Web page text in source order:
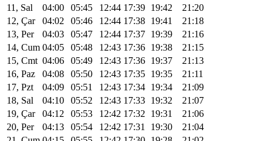
11, Sal
04:00 05:45 12:44 17:39 19:42
21:20
12, Çar
04:02 05:46 12:44 17:38 19:41
21:18
13, Per
04:03 05:47 12:44 17:37 19:39
21:16
14, Cum 04:05 05:48 12:43 17:36 19:38
21:15
15, Cmt 04:06 05:49 12:43 17:36 19:37
21:13
16, Paz
04:08 05:50 12:43 17:35 19:35
21:11
17, Pzt
04:09 05:51 12:43 17:34 19:34
21:09
18, Sal
04:10 05:52 12:43 17:33 19:32
21:07
19, Çar
04:12 05:53 12:42 17:32 19:31
21:06
20, Per
04:13 05:54 12:42 17:31 19:30
21:04